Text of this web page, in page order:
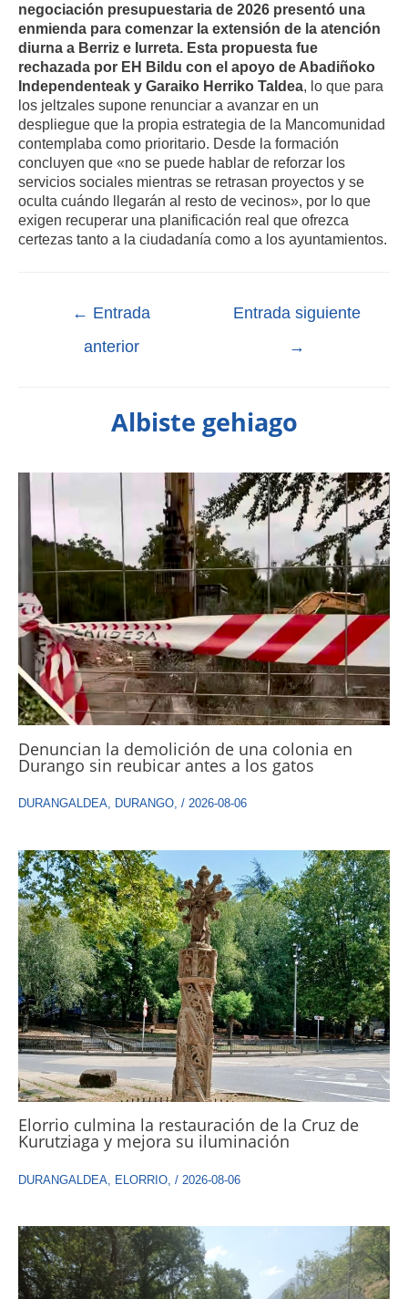
negociación presupuestaria de 2026 presentó una
enmienda para comenzar la extensión de la atención
diurna a Berriz e Iurreta. Esta propuesta fue
rechazada por EH Bildu con el apoyo de Abadiñoko
Independenteak y Garaiko Herriko Taldea, lo que para
los jeltzales supone renunciar a avanzar en un
despliegue que la propia estrategia de la Mancomunidad
contemplaba como prioritario. Desde la formación
concluyen que «no se puede hablar de reforzar los
servicios sociales mientras se retrasan proyectos y se
oculta cuándo llegarán al resto de vecinos», por lo que
exigen recuperar una planificación real que ofrezca
certezas tanto a la ciudadanía como a los ayuntamientos.
← Entrada
anterior
Entrada siguiente
→
Albiste gehiago
Denuncian la demolición de una colonia en
Durango sin reubicar antes a los gatos
DURANGALDEA, DURANGO, / 2026-08-06
Elorrio culmina la restauración de la Cruz de
Kurutziaga y mejora su iluminación
DURANGALDEA ELORRIO / 2026-08-06